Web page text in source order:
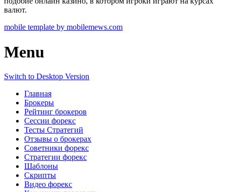
валют.
mobile template by mobilemews.com
Menu
Switch to Desktop Version
Главная
Брокеры
Рейтинг брокеров
Сессии форекс
Тесты Стратегий
Отзывы о брокерах
Советники форекс
Стратегии форекс
Шаблоны
Скрипты
Видео форекс